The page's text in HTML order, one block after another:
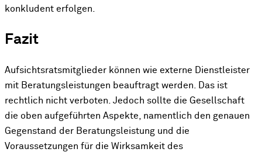
konkludent erfolgen.
Fazit
Aufsichtsratsmitglieder können wie externe Dienstleister
mit Beratungsleistungen beauftragt werden. Das ist
rechtlich nicht verboten. Jedoch sollte die Gesellschaft
die oben aufgeführten Aspekte, namentlich den genauen
Gegenstand der Beratungsleistung und die
Voraussetzungen für die Wirksamkeit des